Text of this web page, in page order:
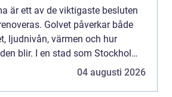
är ett av de viktigaste besluten
Golvet påverkar både
ljudnivån, värmen och hur
blir. I en stad som Stockholm,
från sekelskifteslägenheter
04 augusti 2026